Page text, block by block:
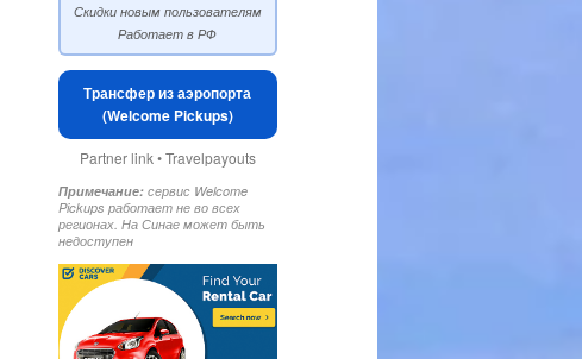
Скидки новым пользователям
Работает в РФ
Трансфер из аэропорта
(Welcome Pickups)
Partner link • Travelpayouts
Примечание:сервис Welcome
Pickups работает не во всех
регионах. На Синае может быть
недоступен